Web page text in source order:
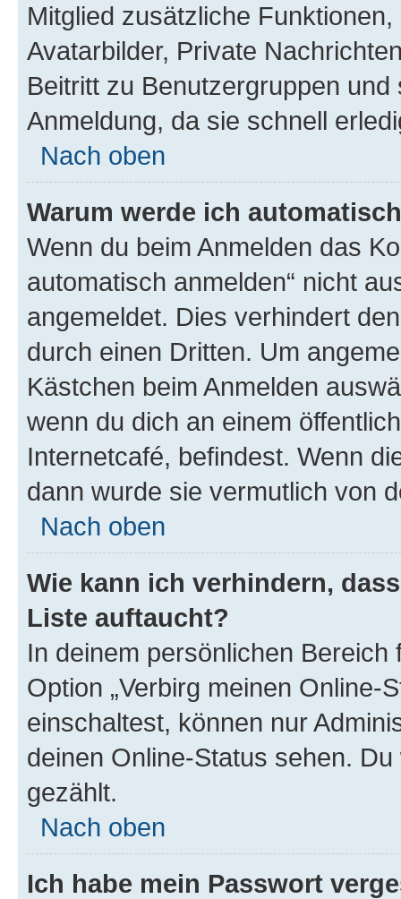
Mitglied zusätzliche
Avatarbilder, Private
Beitritt zu Benutzergruppen
Anmeldung, da sie schnell
Nach oben
Warum werde ich
Wenn du beim Anmelden das
automatisch anmelden“ nicht
angemeldet. Dies verhindert
durch einen Dritten. Um
Kästchen beim Anmelden
wenn du dich an einem
Internetcafé, befindest. Wenn
dann wurde sie vermutlich von
Nach oben
Wie kann ich verhindern,
Liste auftaucht?
In deinem persönlichen
Option „Verbirg meinen Online-
einschaltest, können nur
deinen Online-Status sehen.
gezählt.
Nach oben
Ich habe mein Passwort